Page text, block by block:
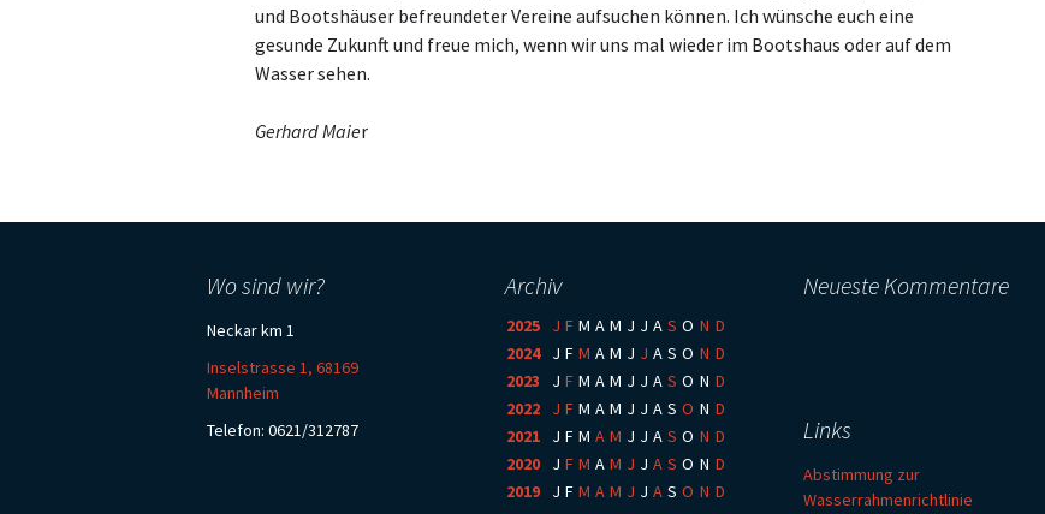
und Bootshäuser befreundeter Vereine aufsuchen können. Ich wünsche euch eine
gesunde Zukunft und freue mich, wenn wir uns mal wieder im Bootshaus oder auf dem
Wasser sehen.
Gerhard Maier
Wo sind wir?
Neckar km 1
Inselstrasse 1, 68169
Mannheim
Telefon: 0621/312787
Archiv
2025 J F M A M J J A S O N D
2024: J F M A M J J A S O N D
2023
J F M A M J J A S O N D
2022
J F M A M J J A S O N D
2021
J F M A M J J A S O N D
2020
J F M A M J J A S O N D
2019
J F M A M J J A S O N D
Neueste Kommentare
Links
Abstimmung zur
Wasserrahmenrichtlinie